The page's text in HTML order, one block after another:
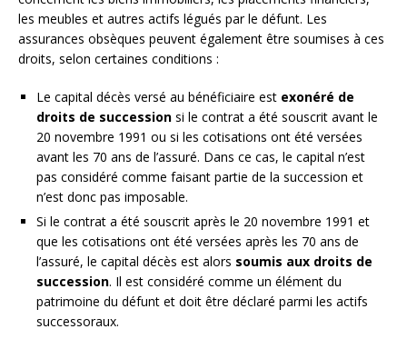
les meubles et autres actifs légués par le défunt. Les
assurances obsèques peuvent également être soumises à ces
droits, selon certaines conditions :
Le capital décès versé au bénéficiaire est exonéré de
droits de succession si le contrat a été souscrit avant le
20 novembre 1991 ou si les cotisations ont été versées
avant les 70 ans de l’assuré. Dans ce cas, le capital n’est
pas considéré comme faisant partie de la succession et
n’est donc pas imposable.
Si le contrat a été souscrit après le 20 novembre 1991 et
que les cotisations ont été versées après les 70 ans de
l’assuré, le capital décès est alors soumis aux droits de
succession. Il est considéré comme un élément du
patrimoine du défunt et doit être déclaré parmi les actifs
successoraux.